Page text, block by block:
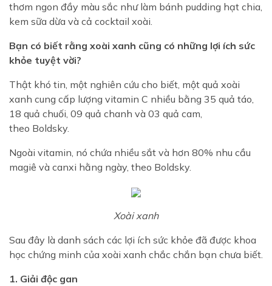
thơm ngon đầy màu sắc như làm bánh pudding hạt chia,
kem sữa dừa và cả cocktail xoài.
Bạn có biết rằng xoài xanh cũng có những lợi ích sức
khỏe tuyệt vời?
Thật khó tin, một nghiên cứu cho biết, một quả xoài
xanh cung cấp lượng vitamin C nhiều bằng 35 quả táo,
18 quả chuối, 09 quả chanh và 03 quả cam,
theo Boldsky.
Ngoài vitamin, nó chứa nhiều sắt và hơn 80% nhu cầu
magiê và canxi hằng ngày, theo Boldsky.
Xoài xanh
Sau đây là danh sách các lợi ích sức khỏe đã được khoa
học chứng minh của xoài xanh chắc chắn bạn chưa biết.
1. Giải độc gan